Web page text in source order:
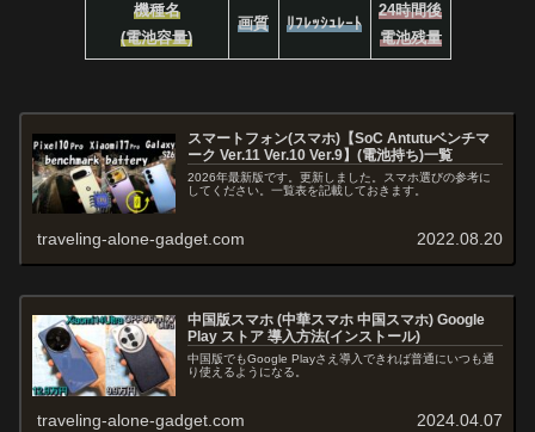
機種名
(電池容量)
画質 ﾘﾌﾚｯｼｭﾚｰﾄ
24時間後
電池残量
スマートフォン(スマホ)【SoC Antutuベンチマ
ーク Ver.11 Ver.10 Ver.9】(電池持ち)一覧
2026年最新版です。更新しました。スマホ選びの参考に
してください。一覧表を記載しておきます。
traveling-alone-gadget.com 2022.08.20
中国版スマホ (中華スマホ 中国スマホ) Google
Play ストア 導入方法(インストール)
中国版でもGoogle Playさえ導入できれば普通にいつも通
り使えるようになる。
traveling-alone-gadget.com 2024.04.07